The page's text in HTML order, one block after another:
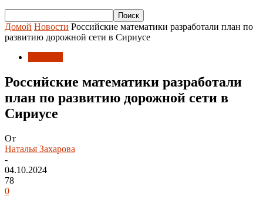
Домой Новости Российские математики разработали план по
развитию дорожной сети в Сириусе
Российские математики разработали
план по развитию дорожной сети в
Сириусе
От
Наталья Захарова
-
04.10.2024
78
0